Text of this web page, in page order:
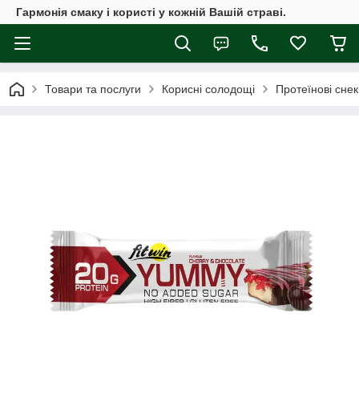
Гармонія смаку і користі у кожній Вашій страві.
Товари та послуги Корисні солодощі Протеїнові